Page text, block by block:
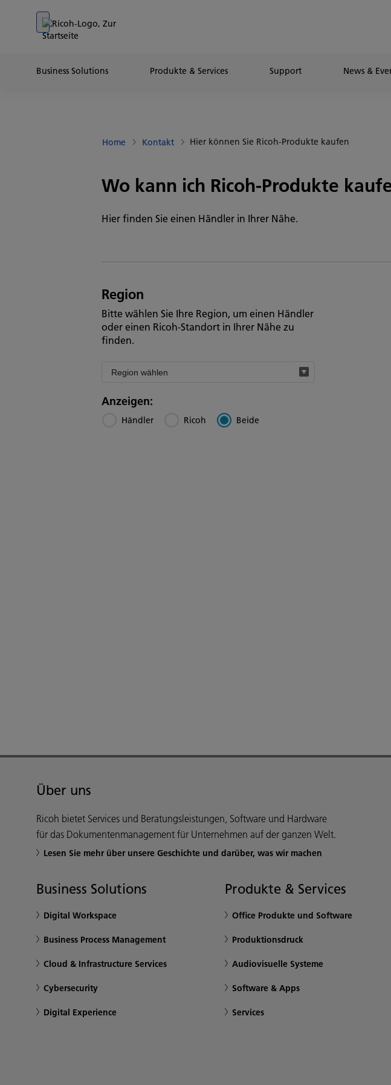
Go to content
Go to footer
Business Solutions Produkte & Services Support News &
Home Kontakt Hier können Sie Ricoh-Produkte kaufen
Wo kann ich Ricoh-Produkte
Hier finden Sie einen Händler in Ihrer Nähe.
Region
Bitte wählen Sie Ihre Region, um einen Händler
oder einen Ricoh-Standort in Ihrer Nähe zu
finden.
Filter
region
Anzeigen:
Händler Ricoh Beide
Über uns
Ricoh bietet Services und Beratungsleistungen, Software und Hardware
für das Dokumentenmanagement für Unternehmen auf der ganzen Welt.
Lesen Sie mehr über unsere Geschichte und darüber, was wir machen
Business Solutions
Digital Workspace
Business Process Management
Cloud & Infrastructure Services
Cybersecurity
Digital Experience
Produkte & Services
Office Produkte und Software
Produktionsdruck
Audiovisuelle Systeme
Software & Apps
Services